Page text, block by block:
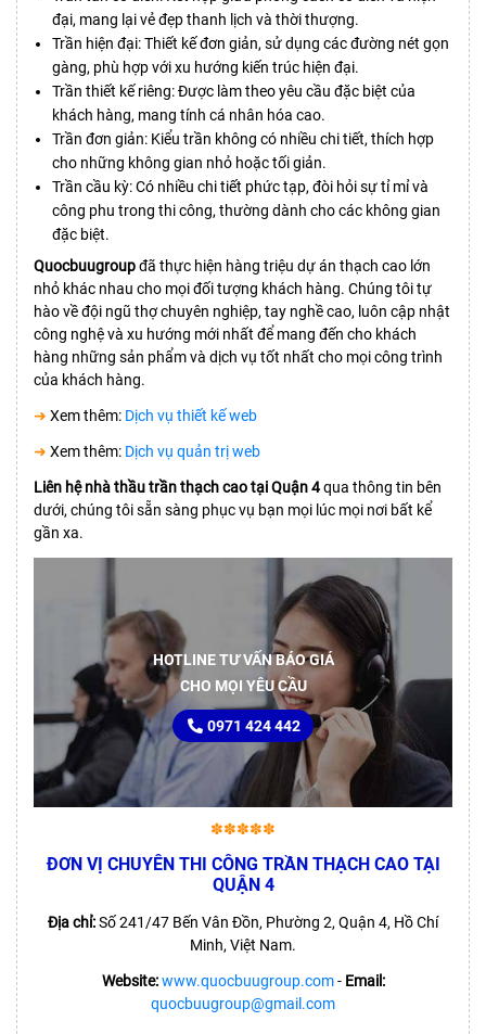
đại, mang lại vẻ đẹp thanh lịch và thời thượng.
Trần hiện đại: Thiết kế đơn giản, sử dụng các đường nét gọn
gàng, phù hợp với xu hướng kiến trúc hiện đại.
Trần thiết kế riêng: Được làm theo yêu cầu đặc biệt của
khách hàng, mang tính cá nhân hóa cao.
Trần đơn giản: Kiểu trần không có nhiều chi tiết, thích hợp
cho những không gian nhỏ hoặc tối giản.
Trần cầu kỳ: Có nhiều chi tiết phức tạp, đòi hỏi sự tỉ mỉ và
công phu trong thi công, thường dành cho các không gian
đặc biệt.
Quocbuugroupđã thực hiện hàng triệu dự án thạch cao lớn
nhỏ khác nhau cho mọi đối tượng khách hàng. Chúng tôi tự
hào về đội ngũ thợ chuyên nghiệp, tay nghề cao, luôn cập nhật
công nghệ và xu hướng mới nhất để mang đến cho khách
hàng những sản phẩm và dịch vụ tốt nhất cho mọi công trình
của khách hàng.
➜ Xem thêm: Dịch vụ thiết kế web
➜ Xem thêm: Dịch vụ quản trị web
Liên hệ nhà thầu trần thạch cao tại Quận 4qua thông tin bên
dưới, chúng tôi sẵn sàng phục vụ bạn mọi lúc mọi nơi bất kể
gần xa.
HOTLINE TƯ VẤN BÁO GIÁ
CHO MỌI YÊU CẦU
0971 424 442
✽✽✽✽✽
ĐƠN VỊ CHUYÊN THI CÔNG TRẦN THẠCH CAO TẠI
QUẬN 4
Địa chỉ:Số 241/47 Bến Vân Đồn, Phường 2, Quận 4, Hồ Chí
Minh, Việt Nam.
Website: www.quocbuugroup.com- Email:
quocbuugroup@gmail.com